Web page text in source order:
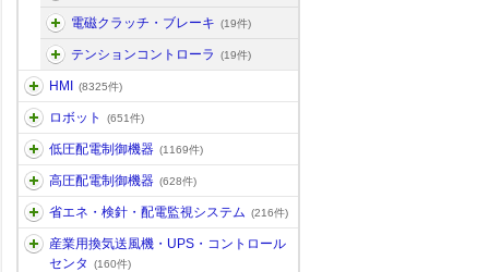
電磁クラッチ・ブレーキ (19件)
テンションコントローラ (19件)
HMI (8325件)
ロボット (651件)
低圧配電制御機器 (1169件)
高圧配電制御機器 (628件)
省エネ・検針・配電監視システム (216件)
産業用換気送風機・UPS・コントロール
センタ
(160件)